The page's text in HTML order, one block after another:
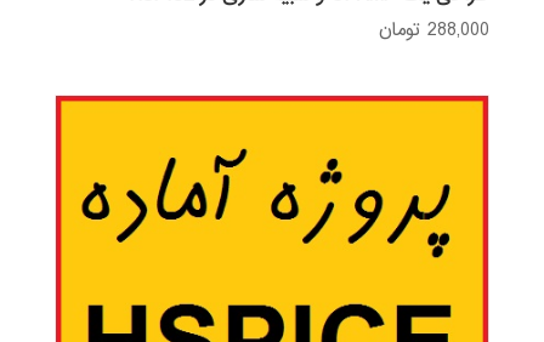
288,000 تومان